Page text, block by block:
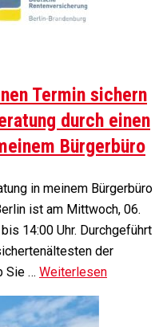
Termin sichern
durch einen
Bürgerbüro
in meinem Bürgerbüro
ist am Mittwoch, 06.
14:00 Uhr. Durchgeführt
der
Sie … Weiterlesen